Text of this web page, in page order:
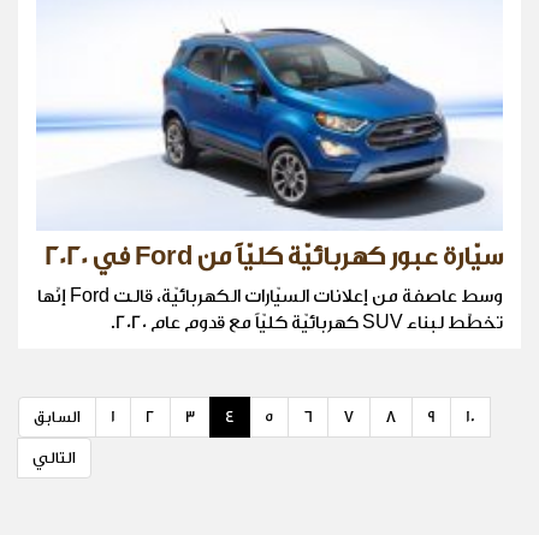
سيّارة عبور كهربائيّة كليّاً من Ford في 2020
وسط عاصفة من إعلانات السيّارات الكهربائيّة، قالت Ford إنّها
تخطّط لبناء SUV كهربائيّة كليّاً مع قدوم عام 2020.
السابق 1 2 3 4 5 6 7 8 9 10
التالي